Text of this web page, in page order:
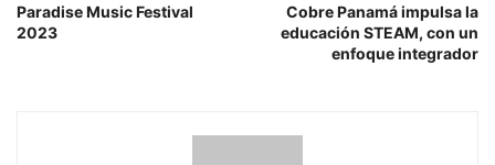
Paradise Music Festival
2023
Cobre Panamá impulsa la
educación STEAM, con un
enfoque integrador